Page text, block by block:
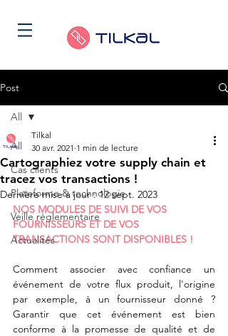
Post
All
Cas clients
Plateforme & technologie
Veille réglementaire
Actualités
All
Cartographiez votre supply chain et
tracez vos transactions !
Tilkal
30 avr. 2021 1 min de lecture
Dernière mise à jour :12 sept. 2023
NOS MODULES DE SUIVI DE VOS
FOURNISSEURS ET DE VOS
TRANSACTIONS SONT DISPONIBLES !
Comment associer avec confiance un
événement de votre flux produit, l'origine
par exemple, à un fournisseur donné ?
Garantir que cet événement est bien
conforme à la promesse de qualité et de